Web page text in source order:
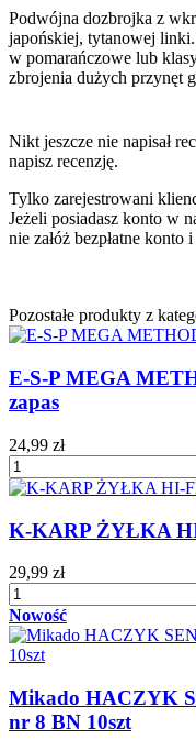
Podwójna dozbrojka z
japońskiej, tytanowej
w pomarańczowe lub
zbrojenia dużych przynęt
Nikt jeszcze nie napisał
napisz recenzję.
Tylko zarejestrowani
Jeżeli posiadasz konto w
nie załóż bezpłatne konto
Pozostałe produkty z
E-S-P MEGA
zapas
24,99 zł
K-KARP ŻYŁKA
29,99 zł
Nowość
Mikado HACZYK
nr 8 BN 10szt